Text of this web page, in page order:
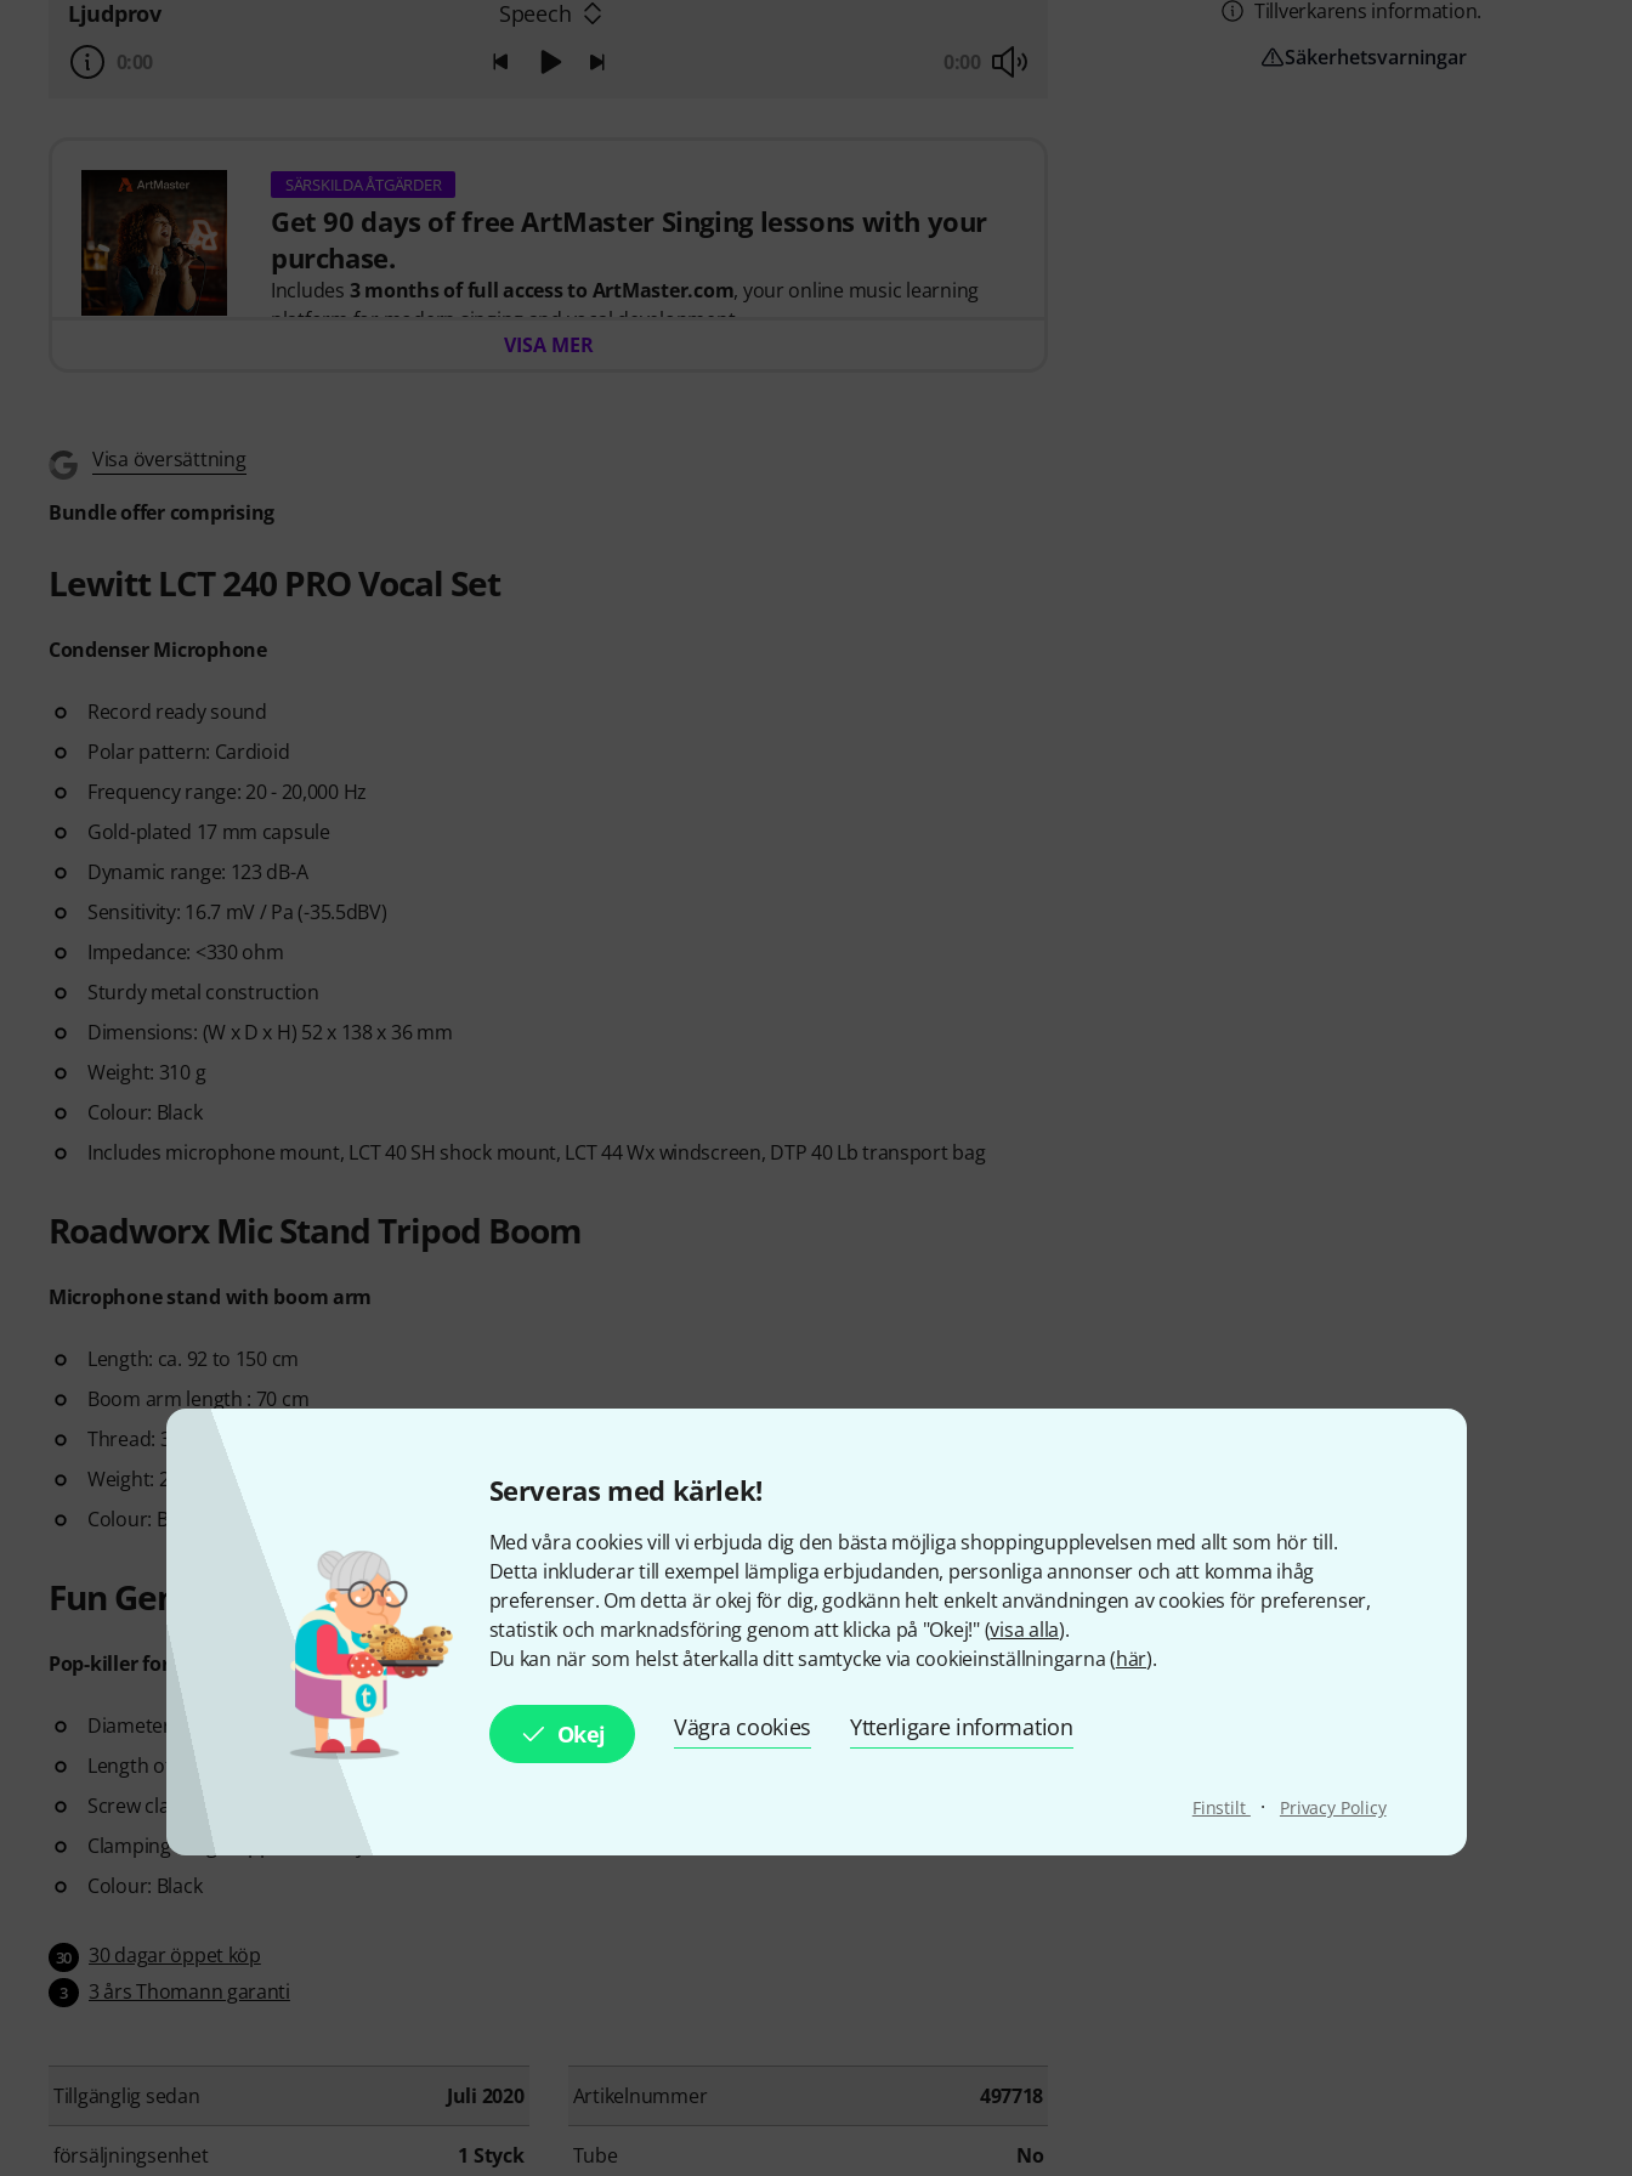
Serveras med kärlek!
Med våra cookies vill vi erbjuda dig den bästa möjliga shoppingupplevelsen med allt som hör till.
Detta inkluderar till exempel lämpliga erbjudanden, personliga annonser och att komma ihåg
preferenser. Om detta är okej för dig, godkänn helt enkelt användningen av cookies för preferenser,
statistik och marknadsföring genom att klicka på "Okej!" (visa alla).
Du kan när som helst återkalla ditt samtycke via cookieinställningarna (här).
Okej Vägra cookies Ytterligare information
Finstilt · Privacy Policy
Ljudprov Speech
0:00 0:00
SÄRSKILDA ÅTGÄRDER
Get 90 days of free ArtMaster Singing lessons with your
purchase.
Includes 3 months of full access to ArtMaster.com, your online music learning
platform for modern singing and vocal development.
Learn essential singing techniques through
exercises to help you develop your voice from the ground up. Whether you are a
period.
VISA MER
Visa översättning
Bundle offer comprising
Lewitt LCT 240 PRO Vocal Set
Condenser Microphone
Record ready sound
Polar pattern: Cardioid
Frequency range: 20 - 20,000 Hz
Gold-plated 17 mm capsule
Dynamic range: 123 dB-A
Sensitivity: 16.7 mV / Pa (-35.5dBV)
Impedance: <330 ohm
Sturdy metal construction
Dimensions: (W x D x H) 52 x 138 x 36 mm
Weight: 310 g
Colour: Black
Includes microphone mount, LCT 40 SH shock mount, LCT 44 Wx windscreen, DTP 40 Lb transport bag
Roadworx Mic Stand Tripod Boom
Microphone stand with boom arm
Length: ca. 92 to 150 cm
Boom arm length : 70 cm
Thread: 3/8" and with a 5/8" adapter
Weight: 2.2 kg
Colour: Black
Fun Generation Pop1
Pop-killer for clamp-on
Diameter of the screen: 150 mm
Length of gooseneck: 350 mm
Screw clamp fits all common microphone stands
Clamping range: Approximately 18 - 25 mm
Colour: Black
30 30 dagar öppet köp
3 3 års Thomann garanti
Tillgänglig sedan Juli 2020 Artikelnummer 497718
försäljningsenhet 1 Styck Tube No
Tillverkarens information.
Säkerhetsvarningar